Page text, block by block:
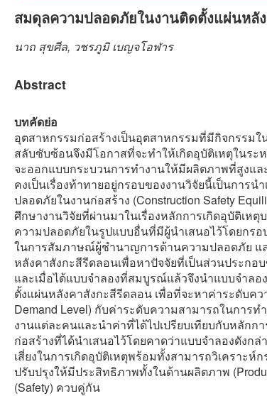
สมดุลความปลอดภัยในงานติดตั้งแผ่นหลั
นาถ สุขศีล, วชรภูมิ เบญจโอฬาร
Abstract
บทคัดย่อ
อุตสาหกรรมก่อสร้างเป็นอุตสาหกรรมที่มีกิจกรรม
สลับซับซ้อนจึงมีโอกาสที่จะทำให้เกิดอุบัติเหตุในระ
จะออกแบบกระบวนการทำงานให้มีผลิตภาพที่สูงแ
คงเป็นเรื่องท้าทายอยู่กรอบของงานวิจัยนี้เป็นการน
ปลอดภัยในงานก่อสร้าง (Construction Safety
ศึกษางานวิจัยที่ผ่านมาในเรื่องหลักการเกิดอุบัติเห
ความปลอดภัยในรูปแบบอื่นที่มีผู้นำเสนอไว้โดยกรอ
ในการสัมภาษณ์ผู้ชำนาญการด้านความปลอดภัย แ
หลังคาสังกะสีรีดลอนเพื่อหาปัจจัยที่เป็นส่วนประกอ
และเมื่อได้แบบจำลองที่สมบูรณ์แล้วจึงนำแบบจำล
ตั้งแผ่นหลังคาสังกะสีรีดลอน เพื่อที่จะหาค่าระดับคว
Demand Level) กับค่าระดับความสามารถในการท
งานแต่ละคนและนำค่าที่ได้ไปเปรียบเทียบกับหลัก
ก่อสร้างที่ได้นำเสนอไว้โดยคาดว่าแบบจำลองดังกล่
เสี่ยงในการเกิดอุบัติเหตุพร้อมทั้งสามารถวิเคราะห์
ปรับปรุงให้มีประสิทธิภาพทั้งในด้านผลิตภาพ
(Safety) ควบคู่กัน